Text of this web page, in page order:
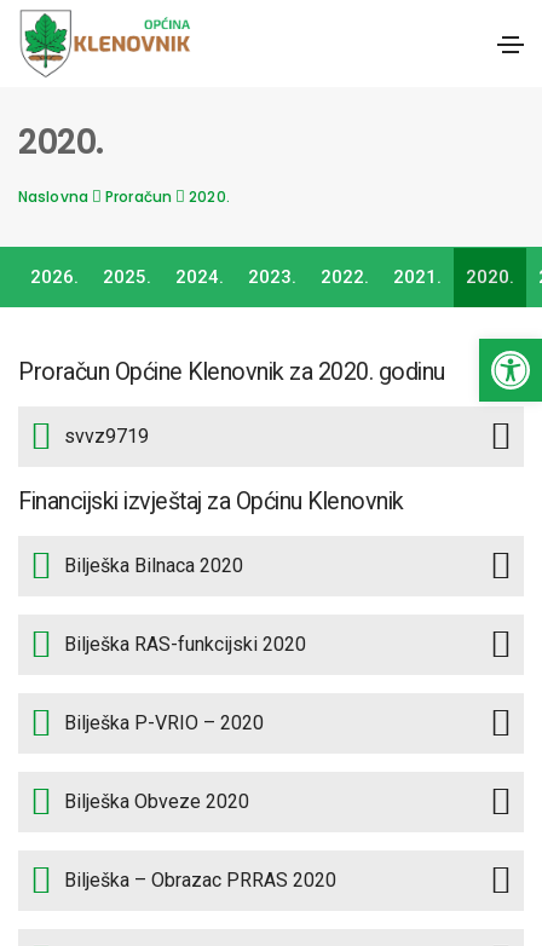
Open toolbar
2020.
Naslovna Proračun 2020.
2026. 2025. 2024. 2023. 2022. 2021. 2020.
Proračun Općine Klenovnik za 2020. godinu
svvz9719
Financijski izvještaj za Općinu Klenovnik
Bilješka Bilnaca 2020
Bilješka RAS-funkcijski 2020
Bilješka P-VRIO – 2020
Bilješka Obveze 2020
Bilješka – Obrazac PRRAS 2020